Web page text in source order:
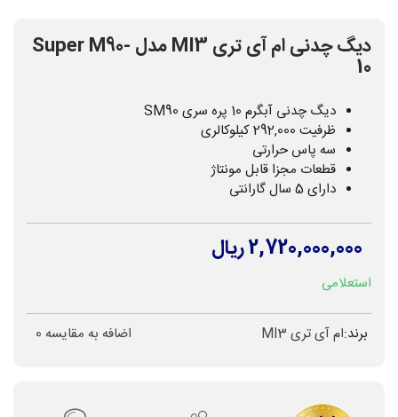
دیگ چدنی ام آی تری MI3 مدل Super M90-
10
دیگ چدنی آبگرم 10 پره سری SM90
ظرفیت 292,000 کیلوکالری
سه پاس حرارتی
قطعات مجزا قابل مونتاژ
دارای 5 سال گارانتی
2,720,000,000 ریال
استعلامی
برند:ام آی تری MI3 اضافه به مقایسه 0